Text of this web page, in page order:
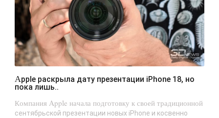
Apple раскрыла дату презентации iPhone 18, но
пока лишь..
Компания Apple начала подготовку к своей традиционной
сентябрьской презентации новых iPhone и косвенно